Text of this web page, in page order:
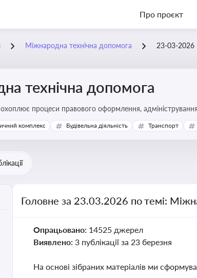
Про проєкт
Міжнародна технічна допомога 23-03-2026
технічна допомога
процеси правового оформлення,
для ефективного використання ресурсів у сфері
комплекс Будівельна діяльність Транспорт
Головне за 23.03.2026 по темі:
Опрацьовано: 14525 джерел
Виявлено: 3 публікації за 23 березня
На основі зібраних матеріалів ми